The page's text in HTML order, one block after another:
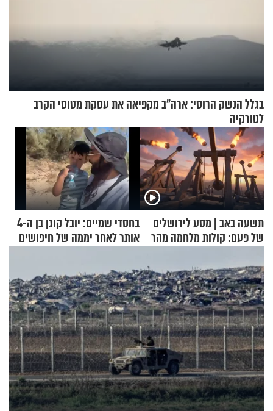
בגלל הנשק הרוסי: ארה"ב מקפיאה את עסקת מטוסי הקרב
לטורקיה
תשעה באב | מסע לירושלים
של פעם: קולות מלחמה מהר
בחסדי שמיים: יובל קוגן בן ה-4
אותר לאחר יממה של חיפושים